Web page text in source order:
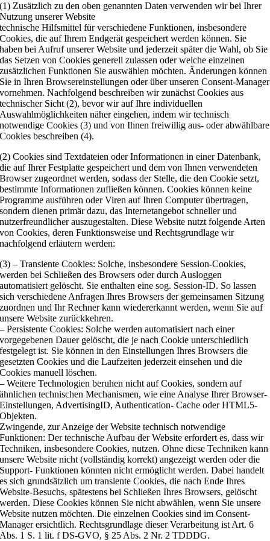
(1) Zusätzlich zu den oben genannten Daten verwenden wir bei Ihrer
Nutzung unserer Website
technische Hilfsmittel für verschiedene Funktionen, insbesondere
Cookies, die auf Ihrem Endgerät gespeichert werden können. Sie
haben bei Aufruf unserer Website und jederzeit später die Wahl, ob Sie
das Setzen von Cookies generell zulassen oder welche einzelnen
zusätzlichen Funktionen Sie auswählen möchten. Änderungen können
Sie in Ihren Browsereinstellungen oder über unseren Consent-Manager
vornehmen. Nachfolgend beschreiben wir zunächst Cookies aus
technischer Sicht (2), bevor wir auf Ihre individuellen
Auswahlmöglichkeiten näher eingehen, indem wir technisch
notwendige Cookies (3) und von Ihnen freiwillig aus- oder abwählbare
Cookies beschreiben (4).
(2) Cookies sind Textdateien oder Informationen in einer Datenbank,
die auf Ihrer Festplatte gespeichert und dem von Ihnen verwendeten
Browser zugeordnet werden, sodass der Stelle, die den Cookie setzt,
bestimmte Informationen zufließen können. Cookies können keine
Programme ausführen oder Viren auf Ihren Computer übertragen,
sondern dienen primär dazu, das Internetangebot schneller und
nutzerfreundlicher auszugestalten. Diese Website nutzt folgende Arten
von Cookies, deren Funktionsweise und Rechtsgrundlage wir
nachfolgend erläutern werden:
(3) – Transiente Cookies: Solche, insbesondere Session-Cookies,
werden bei Schließen des Browsers oder durch Ausloggen
automatisiert gelöscht. Sie enthalten eine sog. Session-ID. So lassen
sich verschiedene Anfragen Ihres Browsers der gemeinsamen Sitzung
zuordnen und Ihr Rechner kann wiedererkannt werden, wenn Sie auf
unsere Website zurückkehren.
– Persistente Cookies: Solche werden automatisiert nach einer
vorgegebenen Dauer gelöscht, die je nach Cookie unterschiedlich
festgelegt ist. Sie können in den Einstellungen Ihres Browsers die
gesetzten Cookies und die Laufzeiten jederzeit einsehen und die
Cookies manuell löschen.
– Weitere Technologien beruhen nicht auf Cookies, sondern auf
ähnlichen technischen Mechanismen, wie eine Analyse Ihrer Browser-
Einstellungen, AdvertisingID, Authentication- Cache oder HTML5-
Objekten.
Zwingende, zur Anzeige der Website technisch notwendige
Funktionen: Der technische Aufbau der Website erfordert es, dass wir
Techniken, insbesondere Cookies, nutzen. Ohne diese Techniken kann
unsere Website nicht (vollständig korrekt) angezeigt werden oder die
Support- Funktionen könnten nicht ermöglicht werden. Dabei handelt
es sich grundsätzlich um transiente Cookies, die nach Ende Ihres
Website-Besuchs, spätestens bei Schließen Ihres Browsers, gelöscht
werden. Diese Cookies können Sie nicht abwählen, wenn Sie unsere
Website nutzen möchten. Die einzelnen Cookies sind im Consent-
Manager ersichtlich. Rechtsgrundlage dieser Verarbeitung ist Art. 6
Abs. 1 S. 1 lit. f DS-GVO, § 25 Abs. 2 Nr. 2 TDDDG.